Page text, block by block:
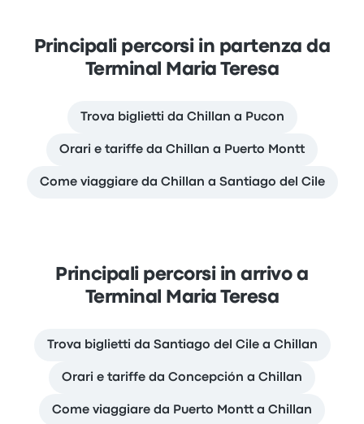
Principali percorsi in partenza da
Terminal Maria Teresa
Trova biglietti da Chillan a Pucon
Orari e tariffe da Chillan a Puerto Montt
Come viaggiare da Chillan a Santiago del Cile
Principali percorsi in arrivo a
Terminal Maria Teresa
Trova biglietti da Santiago del Cile a Chillan
Orari e tariffe da Concepción a Chillan
Come viaggiare da Puerto Montt a Chillan